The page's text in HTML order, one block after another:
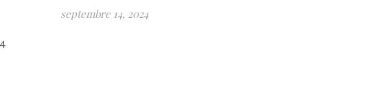
septembre 14, 2024